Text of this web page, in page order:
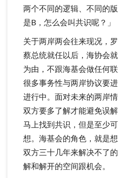
两个不同的逻辑、不同的
是B，怎么会叫共识呢？」
关于两岸两会往来现况，
蔡总统就任以后，海协会
为由，不跟海基会做任何
很多事务性与两岸协议要
进行中。面对未来的两岸
双方要多了解才能避免误
马上找到共识，但是至少
想。海基会的角色，就是
双方三十几年来解决不了
解和解开的空间跟机会。